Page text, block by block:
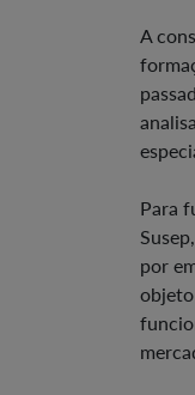
A
Para
por
objeto